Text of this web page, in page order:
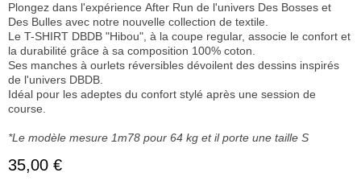
Plongez dans l'expérience After Run de l'univers Des Bosses et
Des Bulles avec notre nouvelle collection de textile.
Le T-SHIRT DBDB "Hibou", à la coupe regular, associe le confort et
la durabilité grâce à sa composition 100% coton.
Ses manches à ourlets réversibles dévoilent des dessins inspirés
de l'univers DBDB.
Idéal pour les adeptes du confort stylé après une session de
course.
*Le modèle mesure 1m78 pour 64 kg et il porte une taille S
35,00 €